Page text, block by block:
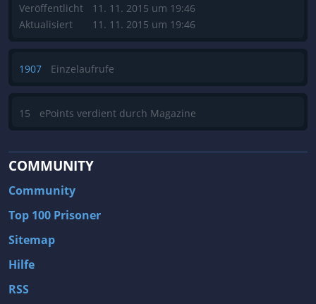
Veröffentlicht
Aktualisiert
11. 11. 2015 um 19:46
11. 11. 2015 um 19:46
1907 Einzelaufrufe
15 ePoints verdient durch Magazine
COMMUNITY
Community
Top 100 Prisoner
Sitemap
Hilfe
RSS